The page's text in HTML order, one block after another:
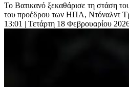
Το Βατικανό ξεκαθάρισε τη στάση
του προέδρου των ΗΠΑ, Ντόναλντ
13:01 | Τετάρτη 18 Φεβρουαρίου